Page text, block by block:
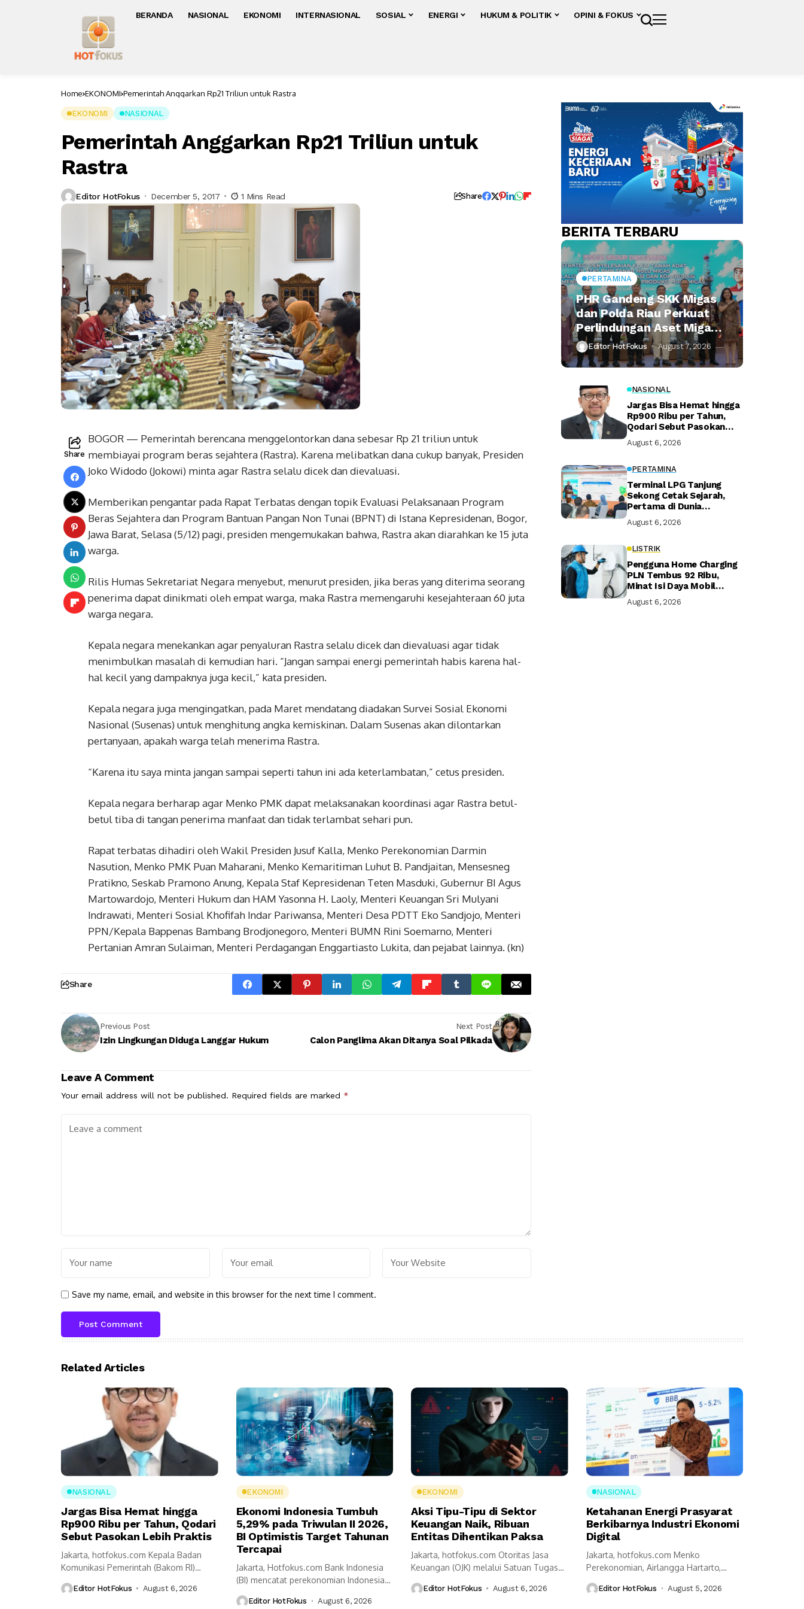
BERANDA NASIONAL EKONOMI INTERNASIONAL SOSIAL ENERGI HUKUM & POLITIK OPINI & FOKUS
Home EKONOMI Pemerintah Anggarkan Rp21 Triliun untuk Rastra
EKONOMI NASIONAL
Pemerintah Anggarkan Rp21 Triliun untuk
Rastra
Editor HotFokus December 5, 2017 1 Mins Read Share
Share
BOGOR — Pemerintah berencana menggelontorkan dana sebesar Rp 21 triliun untuk
membiayai program beras sejahtera (Rastra). Karena melibatkan dana cukup banyak, Presiden
Joko Widodo (Jokowi) minta agar Rastra selalu dicek dan dievaluasi.
Memberikan pengantar pada Rapat Terbatas dengan topik Evaluasi Pelaksanaan Program
Beras Sejahtera dan Program Bantuan Pangan Non Tunai (BPNT) di Istana Kepresidenan, Bogor,
Jawa Barat, Selasa (5/12) pagi, presiden mengemukakan bahwa, Rastra akan diarahkan ke 15 juta
warga.
Rilis Humas Sekretariat Negara menyebut, menurut presiden, jika beras yang diterima seorang
penerima dapat dinikmati oleh empat warga, maka Rastra memengaruhi kesejahteraan 60 juta
warga negara.
Kepala negara menekankan agar penyaluran Rastra selalu dicek dan dievaluasi agar tidak
menimbulkan masalah di kemudian hari. “Jangan sampai energi pemerintah habis karena hal-
hal kecil yang dampaknya juga kecil,” kata presiden.
Kepala negara juga mengingatkan, pada Maret mendatang diadakan Survei Sosial Ekonomi
Nasional (Susenas) untuk menghitung angka kemiskinan. Dalam Susenas akan dilontarkan
pertanyaan, apakah warga telah menerima Rastra.
“Karena itu saya minta jangan sampai seperti tahun ini ada keterlambatan,” cetus presiden.
Kepala negara berharap agar Menko PMK dapat melaksanakan koordinasi agar Rastra betul-
betul tiba di tangan penerima manfaat dan tidak terlambat sehari pun.
Rapat terbatas dihadiri oleh Wakil Presiden Jusuf Kalla, Menko Perekonomian Darmin
Nasution, Menko PMK Puan Maharani, Menko Kemaritiman Luhut B. Pandjaitan, Mensesneg
Pratikno, Seskab Pramono Anung, Kepala Staf Kepresidenan Teten Masduki, Gubernur BI Agus
Martowardojo, Menteri Hukum dan HAM Yasonna H. Laoly, Menteri Keuangan Sri Mulyani
Indrawati, Menteri Sosial Khofifah Indar Pariwansa, Menteri Desa PDTT Eko Sandjojo, Menteri
PPN/Kepala Bappenas Bambang Brodjonegoro, Menteri BUMN Rini Soemarno, Menteri
Pertanian Amran Sulaiman, Menteri Perdagangan Enggartiasto Lukita, dan pejabat lainnya. (kn)
Share
Previous Post
Izin Lingkungan Diduga Langgar Hukum
Next Post
Calon Panglima Akan Ditanya Soal Pilkada
Leave A Comment
Your email address will not be published. Required fields are marked *
Save my name, email, and website in this browser for the next time I comment.
BERITA TERBARU
PERTAMINA
PHR Gandeng SKK Migas
dan Polda Riau Perkuat
Perlindungan Aset Migas
Strategis
Editor HotFokus August 7, 2026
NASIONAL
Jargas Bisa Hemat hingga
Rp900 Ribu per Tahun,
Qodari Sebut Pasokan
August 6, 2026
PERTAMINA
Terminal LPG Tanjung
Sekong Cetak Sejarah,
Pertama di Dunia
Terminal
August 6, 2026
LISTRIK
Pengguna Home Charging
PLN Tembus 92 Ribu,
Minat Isi Daya Mobil
Naik
August 6, 2026
Related Articles
NASIONAL
Jargas Bisa Hemat hingga
Rp900 Ribu per Tahun, Qodari
Sebut Pasokan Lebih Praktis
Jakarta, hotfokus.com Kepala Badan
Komunikasi Pemerintah (Bakom RI)
sejumlah...
Editor HotFokus August 6, 2026
EKONOMI
Ekonomi Indonesia Tumbuh
5,29% pada Triwulan II 2026,
BI Optimistis Target Tahunan
Tercapai
Jakarta, Hotfokus.com Bank Indonesia
(BI) mencatat perekonomian Indonesia
Editor HotFokus August 6, 2026
EKONOMI
Aksi Tipu-Tipu di Sektor
Keuangan Naik, Ribuan
Entitas Dihentikan Paksa
Jakarta, hotfokus.com Otoritas Jasa
Keuangan (OJK) melalui Satuan Tugas
Editor HotFokus August 6, 2026
NASIONAL
Ketahanan Energi Prasyarat
Berkibarnya Industri Ekonomi
Digital
Jakarta, hotfokus.com Menko
Perekonomian, Airlangga Hartarto,
prasyarat utama...
Editor HotFokus August 5, 2026